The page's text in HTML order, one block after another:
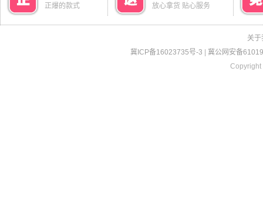
正爆的款式 放心拿货 贴心服务
关于
冀ICP备16023735号-3
冀公网安备